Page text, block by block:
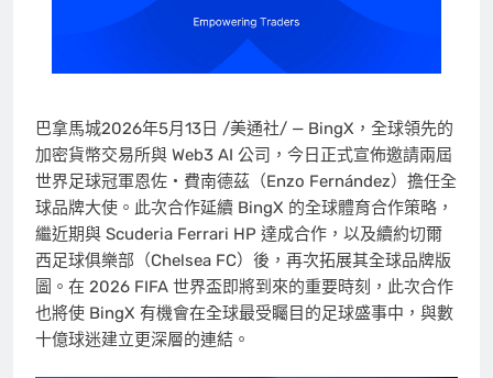
巴拿馬城2026年5月13日 /美通社/ — BingX，全球領先的
加密貨幣交易所與 Web3 AI 公司，今日正式宣佈邀請兩屆
世界足球冠軍恩佐・費南德茲（Enzo Fernández）擔任全
球品牌大使。此次合作延續 BingX 的全球體育合作策略，
繼近期與 Scuderia Ferrari HP 達成合作，以及續約切爾
西足球俱樂部（Chelsea FC）後，再次拓展其全球品牌版
圖。在 2026 FIFA 世界盃即將到來的重要時刻，此次合作
也將使 BingX 有機會在全球最受矚目的足球盛事中，與數
十億球迷建立更深層的連結。